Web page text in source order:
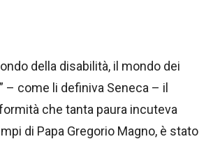
della disabilità, il mondo dei
– come li definiva Seneca – il
che tanta paura incuteva
di Papa Gregorio Magno, è stato